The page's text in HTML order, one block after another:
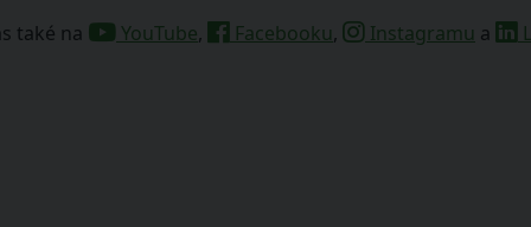
také na
YouTube, Facebooku, Instagramu a